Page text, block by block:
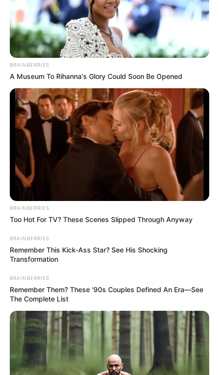
Featured Τροχαίο Θεσσαλονίκη Φωτιά
Εύβοια
Κρήτη
Σύλληψη Πάτρα
Τέμπη
Παναθηναϊκά νέα σήμερα
Ληστεία
Καιρός
Κυριάκος Μητσοτάκης
Δολοφονία
Παναθηναϊκός
Χανιά
Αστυνομία
Σχετικά με το Newstok +
Ειδήσεις Συχνές Ερωτήσεις
Ποιες ειδήσεις καλύπτει καθημερινά το Newstok;
Πόσο γρήγορα δημοσιεύονται οι έκτακτες ειδήσεις;
Προσφέρετε ενημέρωση για την Πολιτική και την
Οικονομία;
Πού μπορώ να διαβάσω για το πολιτικό παρασκήνιο;
Δημοσιεύετε άρθρα γνώμης και αναλύσεις για την
πολιτική;
+
Καλύπτετε εκτενώς την οικονομική επικαιρότητα; +
BRAINBERRIES
A Museum To Rihanna's Glory Could Soon Be Opened
BRAINBERRIES
Too Hot For TV? These Scenes Slipped Through Anyway
BRAINBERRIES
Remember This Kick-Ass Star? See His Shocking
Transformation
BRAINBERRIES
Remember Them? These '90s Couples Defined An Era—See
The Complete List